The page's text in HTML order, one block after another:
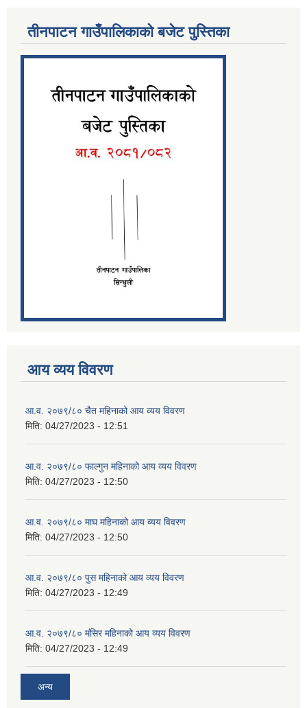
तीनपाटन गाउँपालिकाको बजेट पुस्तिका
आय व्यय विवरण
आ.व. २०७९/८० चैत महिनाको आय व्यय विवरण
मिति: 04/27/2023 - 12:51
आ.व. २०७९/८० फाल्गुन महिनाको आय व्यय विवरण
मिति: 04/27/2023 - 12:50
आ.व. २०७९/८० माघ महिनाको आय व्यय विवरण
मिति: 04/27/2023 - 12:50
आ.व. २०७९/८० पुस महिनाको आय व्यय विवरण
मिति: 04/27/2023 - 12:49
आ.व. २०७९/८० मंसिर महिनाको आय व्यय विवरण
मिति: 04/27/2023 - 12:49
अन्य